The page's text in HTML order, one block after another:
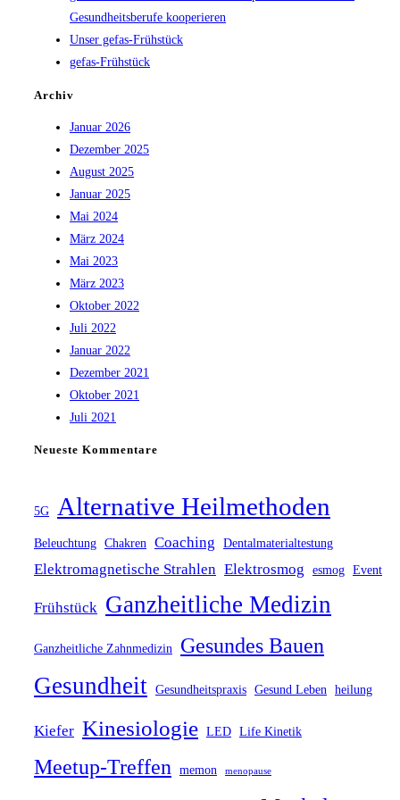
Gesundheitsberufe kooperieren
Unser gefas-Frühstück
gefas-Frühstück
Archiv
Januar 2026
Dezember 2025
August 2025
Januar 2025
Mai 2024
März 2024
Mai 2023
März 2023
Oktober 2022
Juli 2022
Januar 2022
Dezember 2021
Oktober 2021
Juli 2021
Neueste Kommentare
5G Alternative Heilmethoden
Beleuchtung Chakren Coaching Dentalmaterialtestung
Elektromagnetische Strahlen Elektrosmog esmog Event
Frühstück Ganzheitliche Medizin
Ganzheitliche Zahnmedizin Gesundes Bauen
Gesundheit Gesundheitspraxis Gesund Leben heilung
Kiefer Kinesiologie LED Life Kinetik
Meetup-Treffen memon menopause